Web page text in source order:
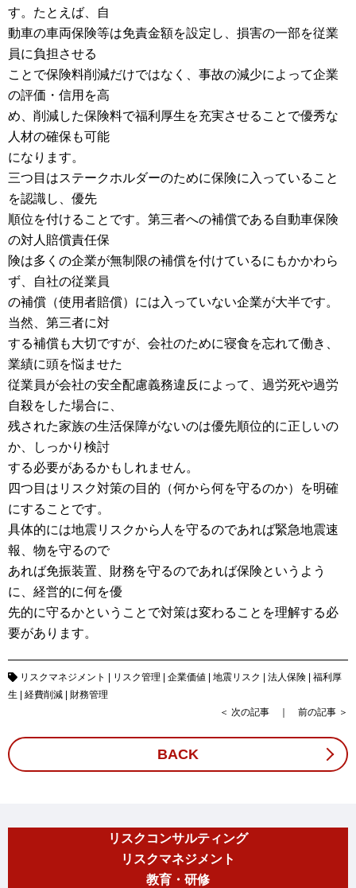
す。たとえば、自
動車の車両保険等は免責金額を設定し、損害の一部を従業
員に負担させる
ことで保険料削減だけではなく、事故の減少によって企業
の評価・信用を高
め、削減した保険料で福利厚生を充実させることで優秀な
人材の確保も可能
になります。
三つ目はステークホルダーのために保険に入っていること
を認識し、優先
順位を付けることです。第三者への補償である自動車保険
の対人賠償責任保
険は多くの企業が無制限の補償を付けているにもかかわら
ず、自社の従業員
の補償（使用者賠償）には入っていない企業が大半です。
当然、第三者に対
する補償も大切ですが、会社のために寝食を忘れて働き、
業績に頭を悩ませた
従業員が会社の安全配慮義務違反によって、過労死や過労
自殺をした場合に、
残された家族の生活保障がないのは優先順位的に正しいの
か、しっかり検討
する必要があるかもしれません。
四つ目はリスク対策の目的（何から何を守るのか）を明確
にすることです。
具体的には地震リスクから人を守るのであれば緊急地震速
報、物を守るので
あれば免振装置、財務を守るのであれば保険というよう
に、経営的に何を優
先的に守るかということで対策は変わることを理解する必
要があります。
リスクマネジメント リスク管理 企業価値 地震リスク 法人保険
福利厚
生
経費削減
財務管理
＜ 次の記事 前の記事 ＞
BACK
リスクコンサルティング
リスクマネジメント
教育・研修